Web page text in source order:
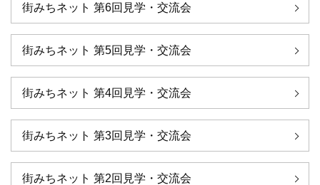
街みちネット 第6回見学・交流会
街みちネット 第5回見学・交流会
街みちネット 第4回見学・交流会
街みちネット 第3回見学・交流会
街みちネット 第2回見学・交流会